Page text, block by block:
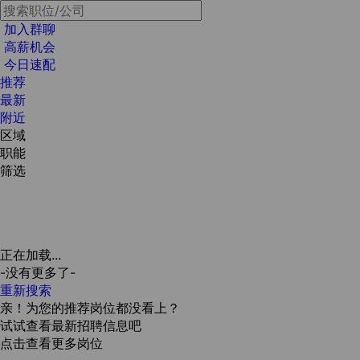
加入群聊
高薪机会
今日速配
推荐
最新
附近
区域
职能
筛选
正在加载...
-没有更多了-
重新搜索
亲！为您的推荐岗位都没看上？
试试查看最新招聘信息吧
点击查看更多岗位